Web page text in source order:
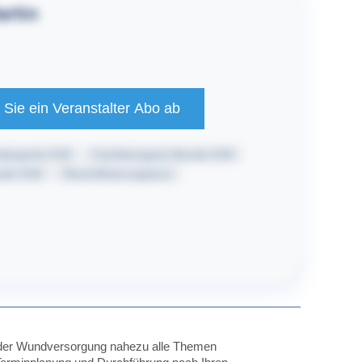
ein Veranstalter Abo ab
Wundversorgung nahezu alle Themen